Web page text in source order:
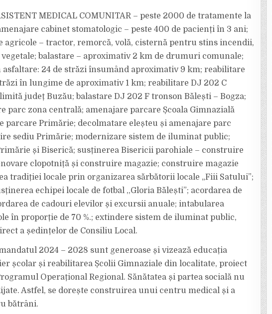
MEDICAL COMUNITAR – peste 2000 de tratamente la
cabinet stomatologic – peste 400 de pacienți în 3 ani;
agricole – tractor, remorcă, volă, cisternă pentru stins incendii,
balastare – aproximativ 2 km de drumuri comunale;
24 de străzi însumând aproximativ 9 km; reabilitare
în lungime de aproximativ 1 km; reabilitare DJ 202 C
județ Buzău; balastare DJ 202 F tronson Bălești – Bogza;
parc zona centrală; amenajare parcare Școala Gimnazială
parcare Primărie; decolmatare eleșteu și amenajare parc
sediu Primărie; modernizare sistem de iluminat public;
și Biserică; susținerea Bisericii parohiale – construire
clopotniță și construire magazie; construire magazie
tradiției locale prin organizarea sărbătorii locale „Fiii Satului”;
echipei locale de fotbal ,,Gloria Bălești”; acordarea de
de cadouri elevilor și excursii anuale; intabularea
în proporție de 70 %.; extindere sistem de iluminat public,
a ședințelor de Consiliu Local.
2024 – 2028 sunt generoase și vizează educația
școlar și reabilitarea Școlii Gimnaziale din localitate, proiect
Operațional Regional. Sănătatea și partea socială nu
Astfel, se dorește construirea unui centru medical și a
bătrâni.